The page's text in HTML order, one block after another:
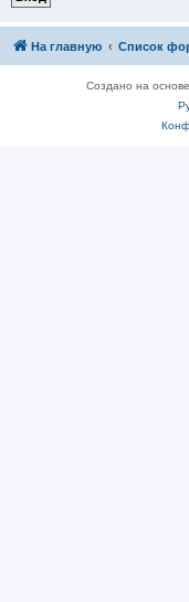
На главную Список
Создано на основе